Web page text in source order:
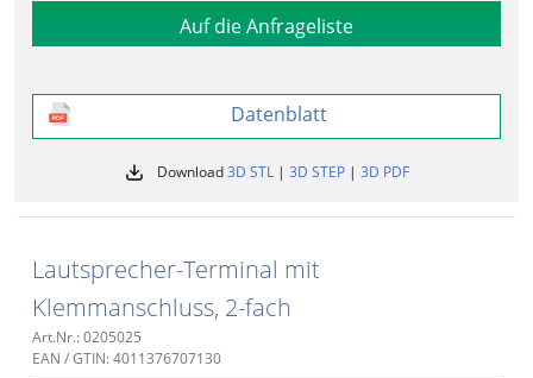
Auf die Anfrageliste
Datenblatt
Download3D STL| 3D STEP| 3D PDF
Lautsprecher-Terminal mit
Klemmanschluss, 2-fach
Art.Nr.: 0205025
EAN / GTIN: 4011376707130